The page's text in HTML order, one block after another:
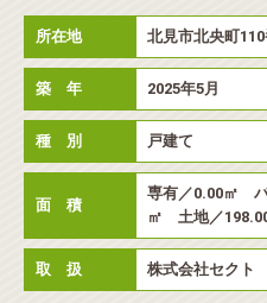
所在地 北見市北央町
築 年 2025年5月
種 別 戸建て
面 積
専有／0.00㎡
㎡ 土地／
取 扱 株式会社セクト